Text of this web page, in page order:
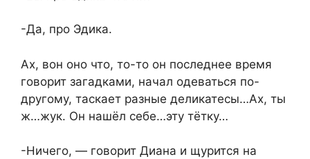
-Да, про Эдика.
Ах, вон оно что, то-то он последнее время
говорит загадками, начал одеваться по-
другому, таскает разные деликатесы…Ах, ты
ж…жук. Он нашёл себе…эту тётку…
-Ничего, — говорит Диана и щурится на